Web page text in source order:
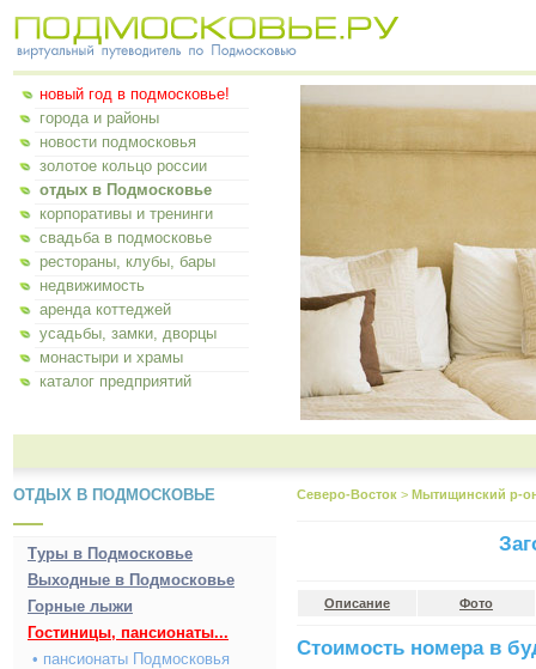
новый год в подмосковье!
города и районы
новости подмосковья
золотое кольцо россии
отдых в Подмосковье
корпоративы и тренинги
свадьба в подмосковье
рестораны, клубы, бары
недвижимость
аренда коттеджей
усадьбы, замки, дворцы
монастыри и храмы
каталог предприятий
ОТДЫХ В ПОДМОСКОВЬЕ
Туры в Подмосковье
Выходные в Подмосковье
Горные лыжи
Гостиницы, пансионаты...
• пансионаты Подмосковья
Северо-Восток > Мытищинский р-
Описание Фото
Стоимость номера в